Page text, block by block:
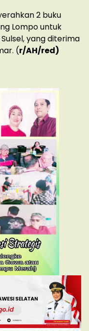
2 buku
Lompo untuk
yang diterima
(r/AH/red)